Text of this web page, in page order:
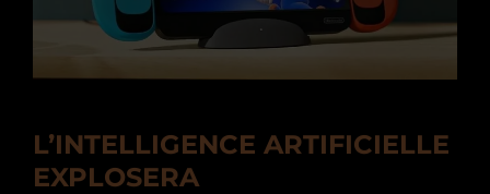
L’INTELLIGENCE ARTIFICIELLE
EXPLOSERA